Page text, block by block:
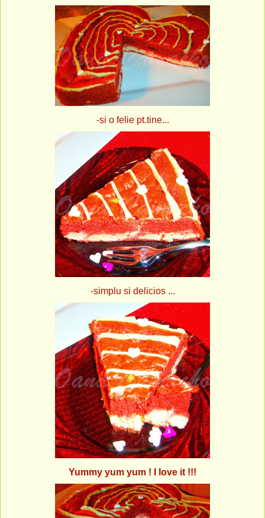
-si o felie pt.tine...
-simplu si delicios ...
Yummy yum yum ! I love it !!!